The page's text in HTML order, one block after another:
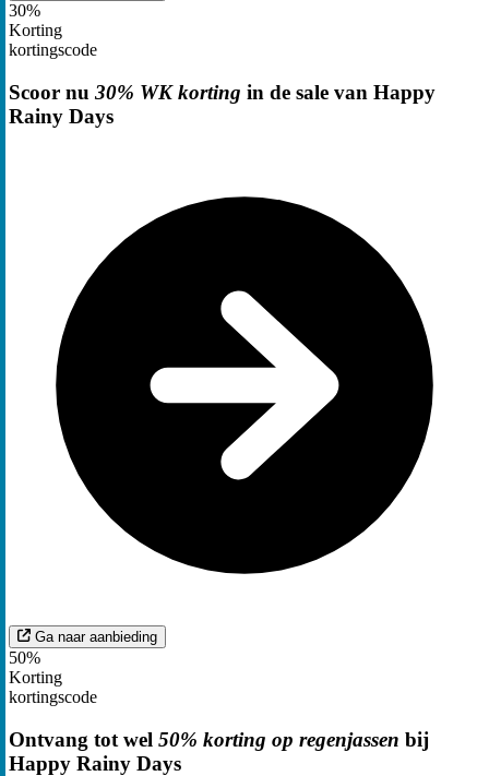
30%
Korting
kortingscode
Scoor nu 30% WK korting in de sale van Happy
Rainy Days
Ga naar aanbieding
50%
Korting
kortingscode
Ontvang tot wel 50% korting op regenjassen bij
Happy Rainy Days